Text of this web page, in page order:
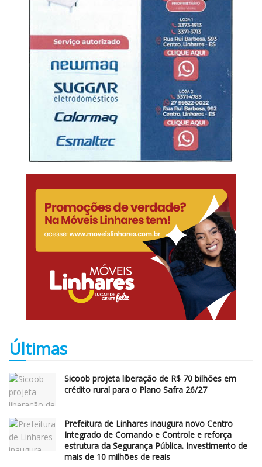
Últimas
Sicoob projeta liberação de R$ 70 bilhões em
crédito rural para o Plano Safra 26/27
Prefeitura de Linhares inaugura novo Centro
Integrado de Comando e Controle e reforça
estrutura da Segurança Pública. Investimento de
mais de 10 milhões de reais